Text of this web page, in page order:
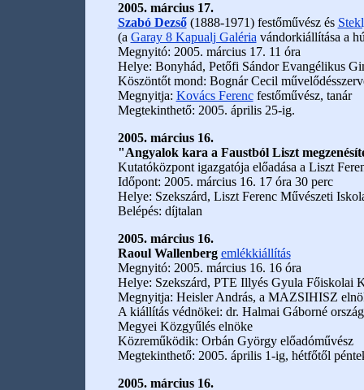
2005. március 17.
Szabó Dezső(1888-1971) festőművész és
(a Garay 8 Kapualj Galéria vándorkiállítása a
Megnyitó: 2005. március 17. 11 óra
Helye: Bonyhád, Petőfi Sándor Evangélikus
Köszöntőt mond: Bognár Cecil
Megnyitja: Kovács Ferencfestőművész, tanár
Megtekinthető: 2005. április 25-ig.
2005. március 16.
"Angyalok kara a Faustból Liszt
Kutatóközpont igazgatója előadása a Liszt
Időpont: 2005. március 16. 17 óra 30 perc
Helye: Szekszárd, Liszt Ferenc Művészeti
Belépés: díjtalan
2005. március 16.
Raoul Wallenberg emlékkiállítás
Megnyitó: 2005. március 16. 16 óra
Helye: Szekszárd, PTE Illyés Gyula Főiskolai
Megnyitja: Heisler András, a MAZSIHISZ
A kiállítás védnökei: dr. Halmai Gáborné
Megyei Közgyűlés elnöke
Közreműködik: Orbán György előadóművész
Megtekinthető: 2005. április 1-ig, hétfőtől
2005. március 16.